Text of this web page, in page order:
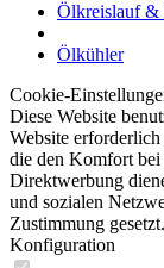
Ölkreislauf &
Ölkühler
Cookie-
Diese Website
Website
die den Komfort bei
Direktwerbung
und sozialen
Zustimmung gesetzt.
Konfiguration